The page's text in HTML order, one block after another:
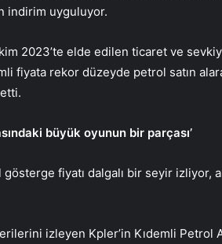
indirim uyguluyor.
2023’te elde edilen ticaret ve
fiyata rekor düzeyde petrol satın
büyük oyunun bir parçası’
fiyatı dalgalı bir seyir izliyor,
izleyen Kpler’in Kıdemli Petrol